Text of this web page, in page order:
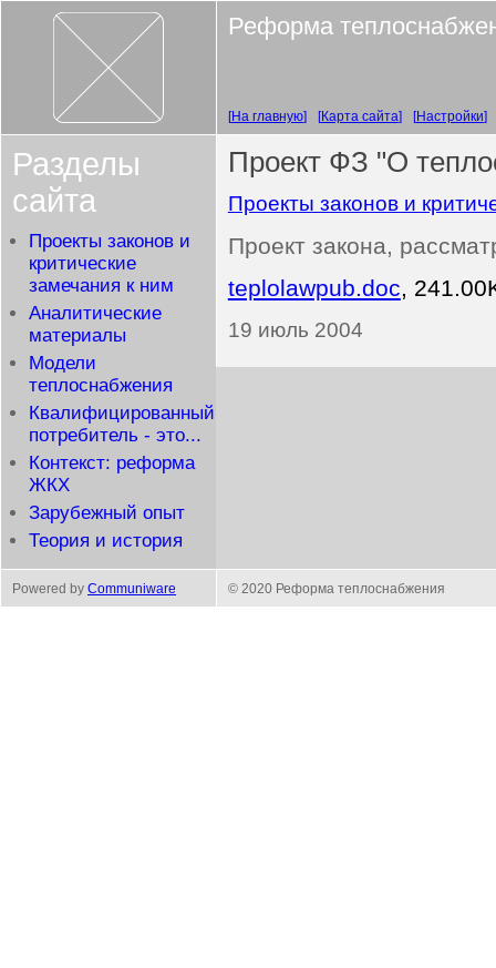
Реформа
На главную Карта сайта Настройки
Разделы
сайта
Проекты законов и
критические
замечания к ним
Аналитические
материалы
Модели
теплоснабжения
Квалифицированный
потребитель - это...
Контекст: реформа
ЖКХ
Зарубежный опыт
Теория и история
Проект ФЗ "О
Проекты законов и
Проект закона,
teplolawpub.doc,
19 июль 2004
Powered by Communiware © 2020 Реформа теплоснабжения